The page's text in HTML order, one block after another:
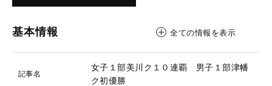
基本情報 全ての情報を表示
記事名
女子１部美川ク１０連覇 男子１部津幡
ク初優勝